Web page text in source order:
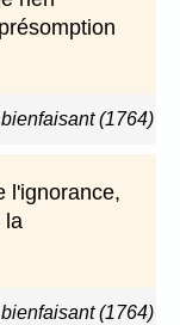
(1764)
l'ignorance,
la
(1764)